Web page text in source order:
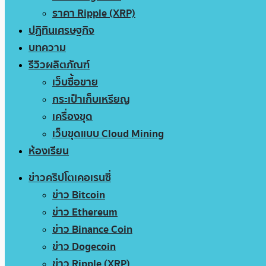
ราคา Ripple (XRP)
ปฏิทินเศรษฐกิจ
บทความ
รีวิวผลิตภัณฑ์
เว็บซื้อขาย
กระเป๋าเก็บเหรียญ
เครื่องขุด
เว็บขุดแบบ Cloud Mining
ห้องเรียน
ข่าวคริปโตเคอเรนซี่
ข่าว Bitcoin
ข่าว Ethereum
ข่าว Binance Coin
ข่าว Dogecoin